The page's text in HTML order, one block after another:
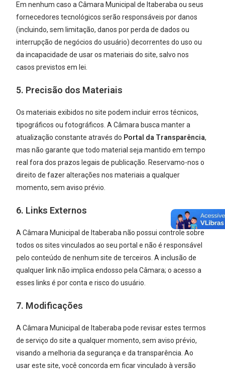
Em nenhum caso a Câmara Municipal de Itaberaba ou seus
fornecedores tecnológicos serão responsáveis por danos
(incluindo, sem limitação, danos por perda de dados ou
interrupção de negócios do usuário) decorrentes do uso ou
da incapacidade de usar os materiais do site, salvo nos
casos previstos em lei.
5. Precisão dos Materiais
Os materiais exibidos no site podem incluir erros técnicos,
tipográficos ou fotográficos. A Câmara busca manter a
atualização constante através do Portal da Transparência,
mas não garante que todo material seja mantido em tempo
real fora dos prazos legais de publicação. Reservamo-nos o
direito de fazer alterações nos materiais a qualquer
momento, sem aviso prévio.
6. Links Externos
A Câmara Municipal de Itaberaba não possui controle sobre
todos os sites vinculados ao seu portal e não é responsável
pelo conteúdo de nenhum site de terceiros. A inclusão de
qualquer link não implica endosso pela Câmara; o acesso a
esses links é por conta e risco do usuário.
7. Modificações
A Câmara Municipal de Itaberaba pode revisar estes termos
de serviço do site a qualquer momento, sem aviso prévio,
visando a melhoria da segurança e da transparência. Ao
usar este site, você concorda em ficar vinculado à versão